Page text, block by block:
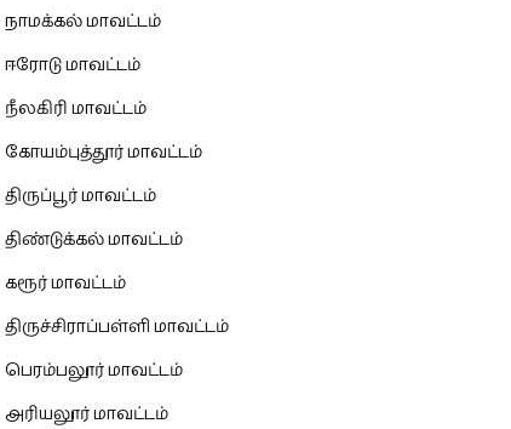
நாமக்கல் மாவட்டம்
ஈரோடு மாவட்டம்
நீலகிரி மாவட்டம்
கோயம்புத்தூர் மாவட்டம்
திருப்பூர் மாவட்டம்
திண்டுக்கல் மாவட்டம்
கரூர் மாவட்டம்
திருச்சிராப்பள்ளி மாவட்டம்
பெரம்பலூர் மாவட்டம்
அரியலூர் மாவட்டம்